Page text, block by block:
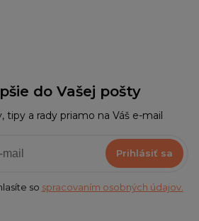
do Vašej pošty
tipy a rady priamo na Váš e-mail
Prihlásiť sa
so spracovaním osobných údajov.